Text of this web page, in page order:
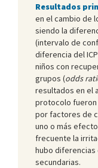
Resultados
en el cambio de
siendo la
(intervalo de
diferencia del
niños con
grupos (odds
resultados en el
protocolo fueron
por factores de
uno o más
frecuente la
hubo diferencias
secundarias.